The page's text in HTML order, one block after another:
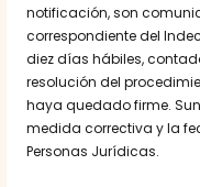
notificación, son
correspondiente del
diez días hábiles,
resolución del
haya quedado firme.
medida correctiva y la
Personas Jurídicas.